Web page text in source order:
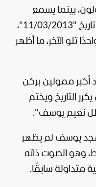
بينما يسمع
صوت أمجد يوسف وهو يذكر تاريخ "11/03/2013"،
تلو الآخر، ما أظهر
أكبر ممولين بركن
التاريخ ويختم
نعيم يوسف".
يوسف لم يظهر
وهو الصوت ذاته
متداولة سابقًا.